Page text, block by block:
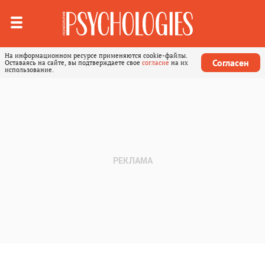
На информационном ресурсе применяются cookie-файлы.
Оставаясь на сайте, вы подтверждаете свое согласие на их
использование.
Согласен